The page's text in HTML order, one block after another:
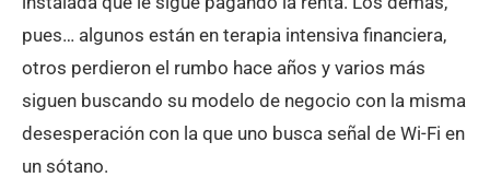
pues… algunos están en terapia intensiva financiera,
otros perdieron el rumbo hace años y varios más
siguen buscando su modelo de negocio con la misma
desesperación con la que uno busca señal de Wi-Fi en
un sótano.